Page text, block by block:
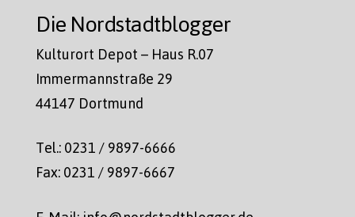
Die Nordstadtblogger
Kulturort Depot – Haus R.07
Immermannstraße 29
44147 Dortmund
Tel.: 0231 / 9897-6666
Fax: 0231 / 9897-6667